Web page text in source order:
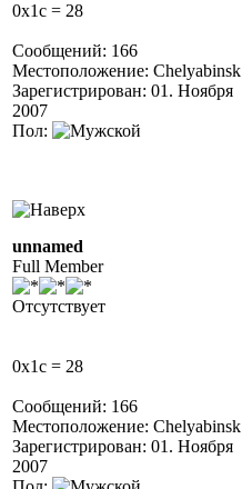
0x1c = 28
Сообщений: 166
Местоположение: Chelyabinsk
Зарегистрирован: 01. Ноября
2007
Пол:
unnamed
Full Member
Отсутствует
0x1c = 28
Сообщений: 166
Местоположение: Chelyabinsk
Зарегистрирован: 01. Ноября
2007